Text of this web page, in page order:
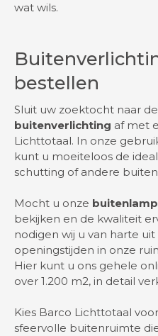
wat wils.
bestellen
Sluit uw zoektocht naar de
buitenverlichting af met
Lichttotaal. In onze
kunt u moeiteloos de
schutting of andere
Mocht u onze
bekijken en de kwaliteit
nodigen wij u van harte
openingstijden in onze
Hier kunt u ons gehele
over 1.200 m2, in detail
Kies Barco Lichttotaal
sfeervolle buitenruimte